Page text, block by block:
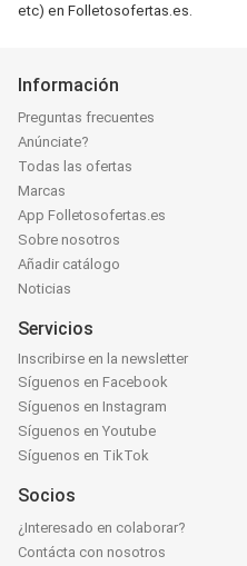
etc) en Folletosofertas.es.
Información
Preguntas frecuentes
Anúnciate?
Todas las ofertas
Marcas
App Folletosofertas.es
Sobre nosotros
Añadir catálogo
Noticias
Servicios
Inscribirse en la newsletter
Síguenos en Facebook
Síguenos en Instagram
Síguenos en Youtube
Síguenos en TikTok
Socios
¿Interesado en colaborar?
Contácta con nosotros